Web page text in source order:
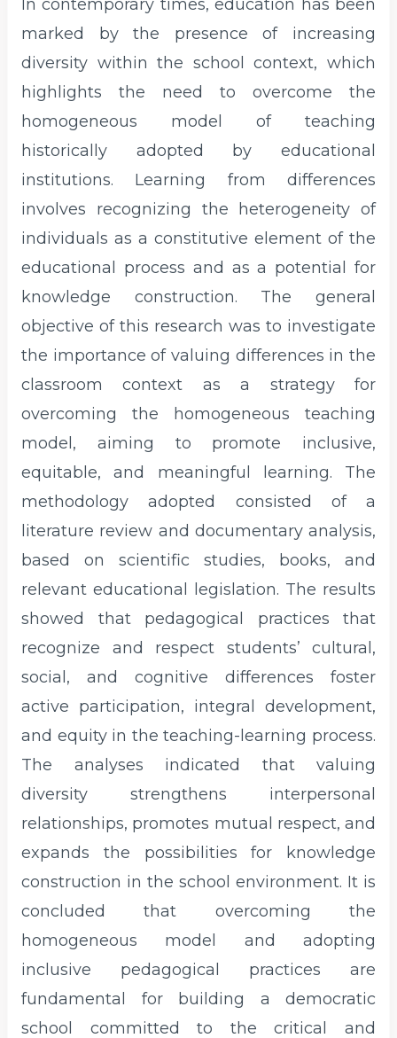
In contemporary times, education has been
marked by the presence of increasing
diversity within the school context, which
highlights the need to overcome the
homogeneous model of teaching
historically adopted by educational
institutions. Learning from differences
involves recognizing the heterogeneity of
individuals as a constitutive element of the
educational process and as a potential for
knowledge construction. The general
objective of this research was to investigate
the importance of valuing differences in the
classroom context as a strategy for
overcoming the homogeneous teaching
model, aiming to promote inclusive,
equitable, and meaningful learning. The
methodology adopted consisted of a
literature review and documentary analysis,
based on scientific studies, books, and
relevant educational legislation. The results
showed that pedagogical practices that
recognize and respect students’ cultural,
social, and cognitive differences foster
active participation, integral development,
and equity in the teaching-learning process.
The analyses indicated that valuing
diversity strengthens interpersonal
relationships, promotes mutual respect, and
expands the possibilities for knowledge
construction in the school environment. It is
concluded that overcoming the
homogeneous model and adopting
inclusive pedagogical practices are
fundamental for building a democratic
school committed to the critical and